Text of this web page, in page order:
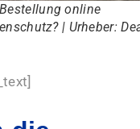
online
| Urheber: